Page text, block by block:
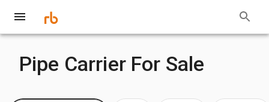
Pipe Carrier For Sale